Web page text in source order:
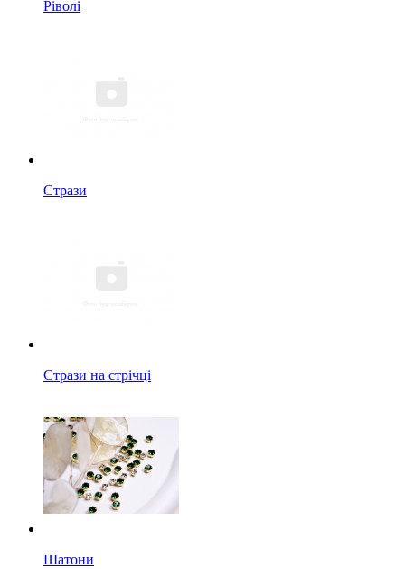
Ріволі
Стрази
Стрази на стрічці
Шатони